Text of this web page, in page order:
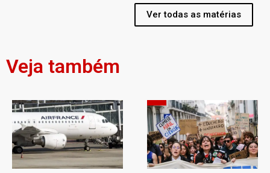
Ver todas as matérias
Veja também